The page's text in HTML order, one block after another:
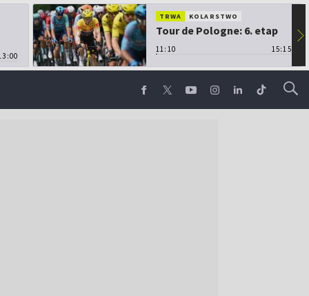
TRWA KOLARSTWO
Tour de Pologne: 6. etap
11:10 15:15
▶